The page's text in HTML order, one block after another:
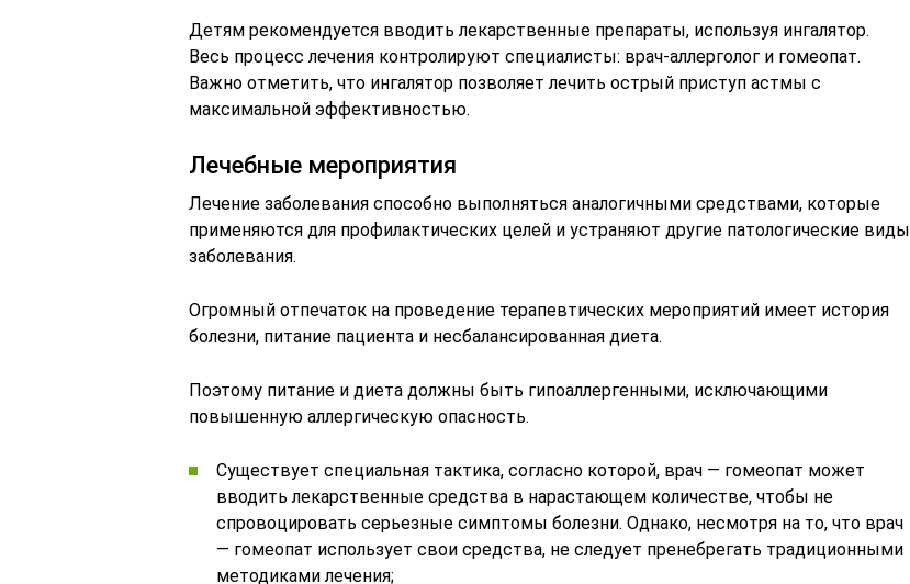
Детям рекомендуется вводить лекарственные препараты, используя ингалятор.
Весь процесс лечения контролируют специалисты: врач-аллерголог и гомеопат.
Важно отметить, что ингалятор позволяет лечить острый приступ астмы с
максимальной эффективностью.
Лечебные мероприятия
Лечение заболевания способно выполняться аналогичными средствами, которые
применяются для профилактических целей и устраняют другие патологические виды
заболевания.
Огромный отпечаток на проведение терапевтических мероприятий имеет история
болезни, питание пациента и несбалансированная диета.
Поэтому питание и диета должны быть гипоаллергенными, исключающими
повышенную аллергическую опасность.
Существует специальная тактика, согласно которой, врач — гомеопат может
вводить лекарственные средства в нарастающем количестве, чтобы не
спровоцировать серьезные симптомы болезни. Однако, несмотря на то, что врач
— гомеопат использует свои средства, не следует пренебрегать традиционными
методиками лечения;